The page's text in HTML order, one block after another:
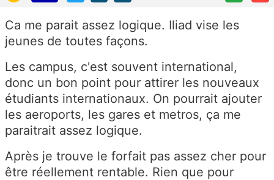
Ca me parait assez logique. Iliad vise les
jeunes de toutes façons.
Les campus, c'est souvent international,
donc un bon point pour attirer les nouveaux
étudiants internationaux. On pourrait ajouter
les aeroports, les gares et metros, ça me
paraitrait assez logique.
Après je trouve le forfait pas assez cher pour
être réellement rentable. Rien que pour